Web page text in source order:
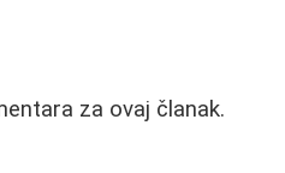
za ovaj članak.